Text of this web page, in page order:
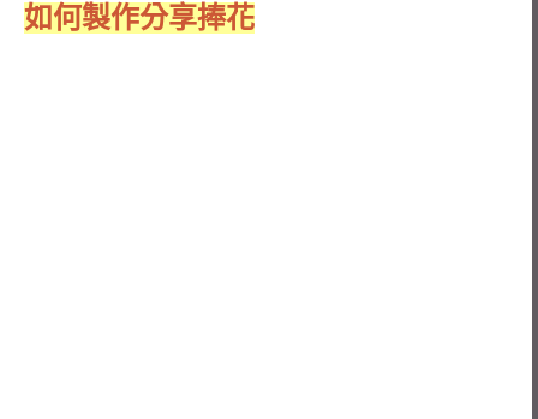
如何製作分享捧花